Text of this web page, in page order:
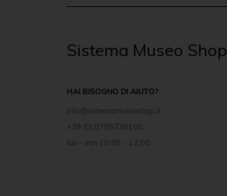
Sistema Museo Shop
HAI BISOGNO DI AIUTO?
info@sistemamuseoshop.it
+39 (0) 0755738105
lun - ven 10:00 - 12:00